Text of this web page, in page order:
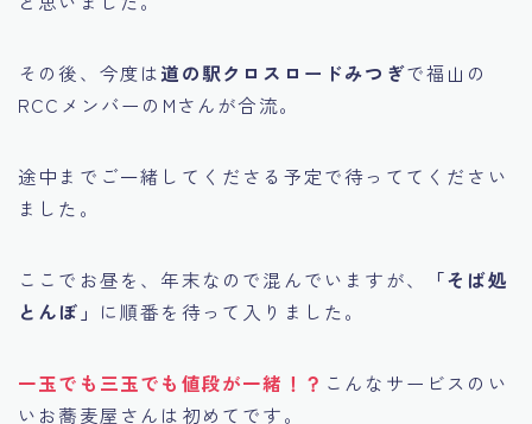
その後、今度は道の駅クロスロードみつぎで福山の
RCCメンバーのMさんが合流。
途中までご一緒してくださる予定で待っててください
ました。
ここでお昼を、年末なので混んでいますが、
「そば処
とんぼ」 に順番を待って入りました。
一玉でも三玉でも値段が一緒！？ こんなサービスのい
いお蕎麦屋さんは初めてです。